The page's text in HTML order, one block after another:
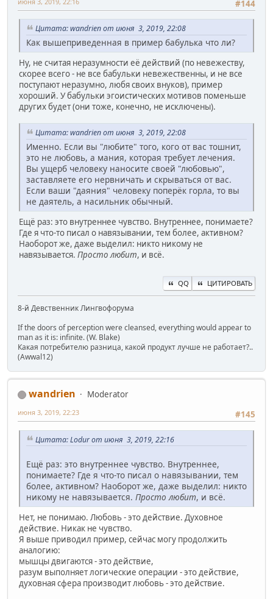
#144
Цитата: wandrien от июня 3, 2019, 22:08
Как вышеприведенная в пример бабулька что ли?
Ну, не считая неразумности её действий (по невежеству,
скорее всего - не все бабульки невежественны, и не все
поступают неразумно, любя своих внуков), пример
хороший. У бабульки эгоистических мотивов поменьше
других будет (они тоже, конечно, не исключены).
Цитата: wandrien от июня 3, 2019, 22:08
Именно. Если вы "любите" того, кого от вас тошнит,
это не любовь, а мания, которая требует лечения.
Вы ущерб человеку наносите своей "любовью",
заставляете его нервничать и скрываться от вас.
Если ваши "даяния" человеку поперёк горла, то вы
не даятель, а насильник обычный.
Ещё раз: это внутреннее чувство. Внутреннее, понимаете?
Где я что-то писал о навязывании, тем более, активном?
Наоборот же, даже выделил: никто никому не
навязывается. Просто любит, и всё.
QQ ЦИТИРОВАТЬ
8-й Девственник Лингвофорума
If the doors of perception were cleansed, everything would appear to
man as it is: infinite. (W. Blake)
Какая потребителю разница, какой продукт лучше не работает?..
(Awwal12)
wandrien
Moderator
#145
июня 3, 2019, 22:23
Цитата: Lodur от июня 3, 2019, 22:16
Ещё раз: это внутреннее чувство. Внутреннее,
понимаете? Где я что-то писал о навязывании, тем
более, активном? Наоборот же, даже выделил: никто
никому не навязывается. Просто любит, и всё.
Нет, не понимаю. Любовь - это действие. Духовное
действие. Никак не чувство.
Я выше приводил пример, сейчас могу продолжить
аналогию:
мышцы двигаются - это действие,
разум выполняет логические операции - это действие,
духовная сфера производит любовь - это действие.